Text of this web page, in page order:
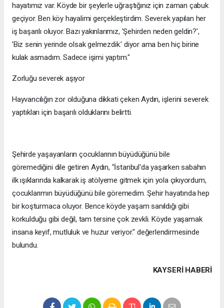
hayatımız var. Köyde bir şeylerle uğraştığınız için zaman çabuk
geçiyor. Ben köy hayalimi gerçekleştirdim. Severek yapılan her
iş başarılı oluyor. Bazı yakınlarımız, 'Şehirden neden geldin?',
'Biz senin yerinde olsak gelmezdik.' diyor ama ben hiç birine
kulak asmadım. Sadece işimi yaptım."
Zorluğu severek aşıyor
Hayvancılığın zor olduğuna dikkati çeken Aydın, işlerini severek
yaptıkları için başarılı olduklarını belirtti.
Şehirde yaşayanların çocuklarının büyüdüğünü bile
göremediğini dile getiren Aydın, "İstanbul'da yaşarken sabahın
ilk ışıklarında kalkarak iş atölyeme gitmek için yola çıkıyordum,
çocuklarımın büyüdüğünü bile göremedim. Şehir hayatında hep
bir koşturmaca oluyor. Bence köyde yaşam sanıldığı gibi
korkulduğu gibi değil, tam tersine çok zevkli. Köyde yaşamak
insana keyif, mutluluk ve huzur veriyor." değerlendirmesinde
bulundu.
KAYSERI HABERİ